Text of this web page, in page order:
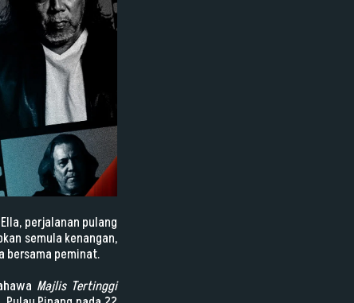
perjalanan pulang
semula kenangan,
bersama peminat.
Majlis Tertinggi